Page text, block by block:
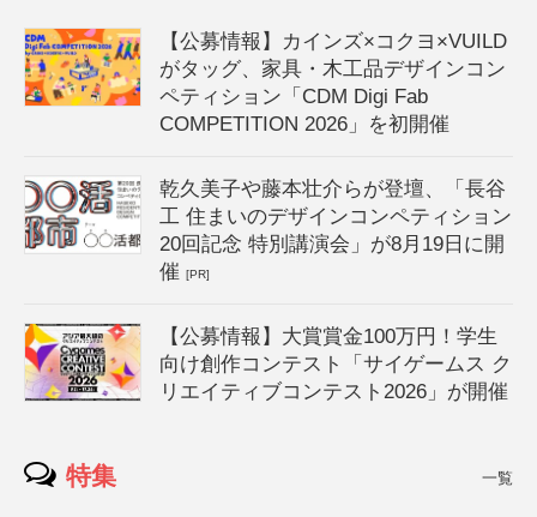
【公募情報】カインズ×コクヨ×VUILD
がタッグ、家具・木工品デザインコン
ペティション「CDM Digi Fab
COMPETITION 2026」を初開催
乾久美子や藤本壮介らが登壇、「長谷
工 住まいのデザインコンペティション
20回記念 特別講演会」が8月19日に開
催[PR]
【公募情報】大賞賞金100万円！学生
向け創作コンテスト「サイゲームス ク
リエイティブコンテスト2026」が開催
特集 一覧